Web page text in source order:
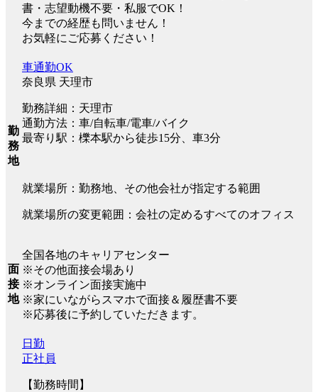
書・志望動機不要・私服でOK！
今までの経歴も問いません！
お気軽にご応募ください！
勤
務
地
車通勤OK
奈良県 天理市
勤務詳細：天理市
通勤方法：車/自転車/電車/バイク
最寄り駅：櫟本駅から徒歩15分、車3分
就業場所：勤務地、その他会社が指定する範囲
就業場所の変更範囲：会社の定めるすべてのオフィス
面
接
地
全国各地のキャリアセンター
※その他面接会場あり
※オンライン面接実施中
※家にいながらスマホで面接＆履歴書不要
※応募後に予約していただきます。
日勤
正社員
【勤務時間】